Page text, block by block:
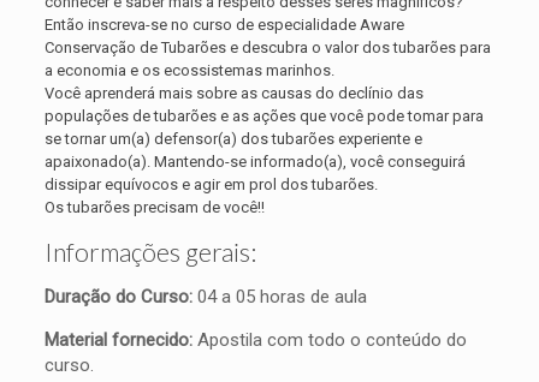
Então inscreva-se no curso de especialidade Aware
Conservação de Tubarões e descubra o valor dos tubarões para
a economia e os ecossistemas marinhos.
Você aprenderá mais sobre as causas do declínio das
populações de tubarões e as ações que você pode tomar para
se tornar um(a) defensor(a) dos tubarões experiente e
apaixonado(a). Mantendo-se informado(a), você conseguirá
dissipar equívocos e agir em prol dos tubarões.
Os tubarões precisam de você!!
Informações gerais:
Duração do Curso: 04 a 05 horas de aula
Material fornecido: Apostila com todo o conteúdo do
curso.